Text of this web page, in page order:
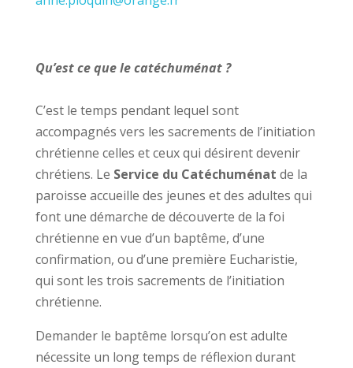
Qu’est ce que le catéchuménat ?
C’est le temps pendant lequel sont
accompagnés vers les sacrements de l’initiation
chrétienne celles et ceux qui désirent devenir
chrétiens. Le Service du Catéchuménat de la
paroisse accueille des jeunes et des adultes qui
font une démarche de découverte de la foi
chrétienne en vue d’un baptême, d’une
confirmation, ou d’une première Eucharistie,
qui sont les trois sacrements de l’initiation
chrétienne.
Demander le baptême lorsqu’on est adulte
nécessite un long temps de réflexion durant